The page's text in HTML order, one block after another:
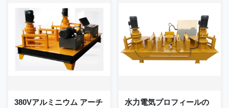
380Vアルミニウム アーチ
水力電気プロフィールの